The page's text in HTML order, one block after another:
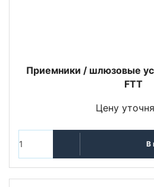
Приемники / шлюзовые
FTT
Цену
В